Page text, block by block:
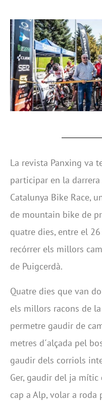
La revista Panxing va
participar en la
Catalunya Bike Race,
de mountain bike de
quatre dies, entre el
recórrer els millors
de Puigcerdà.
Quatre dies que van
els millors racons de
permetre gaudir de
metres d´alçada pel
gaudir dels corriols
Ger, gaudir del ja
cap a Alp, volar a roda